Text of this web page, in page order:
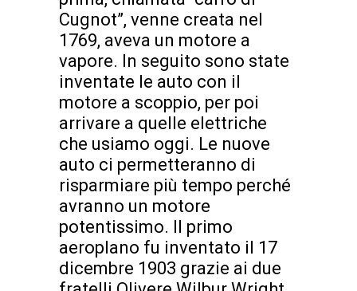
Cugnot”, venne creata nel
1769, aveva un motore a
vapore. In seguito sono state
inventate le auto con il
motore a scoppio, per poi
arrivare a quelle elettriche
che usiamo oggi. Le nuove
auto ci permetteranno di
risparmiare più tempo perché
avranno un motore
potentissimo. Il primo
aeroplano fu inventato il 17
dicembre 1903 grazie ai due